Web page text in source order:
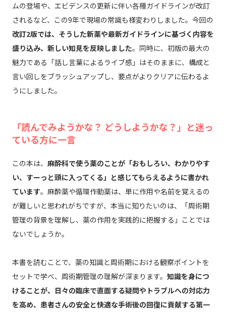
ムの登場や、エビデンスの更新に伴い各種ガイドラインが改訂
されるなど、この9年で現場の常識も様変わりしました。今回の
改訂2版では、そうした新薬や最新ガイドラインに基づく内容を
盛り込み、新しい知見を反映しました。同時に、初版の最大の
魅力である「話し言葉によるライブ感」はそのままに、構成と
言い回しをブラッシュアップし、要点がよりクリアに伝わるよ
うにしました。
「読んでみようかな？ どうしようかな？」と迷っ
ている方に一言
この本は、 麻酔科で使う薬のことが「おもしろい、わかりやす
い、すーっと頭に入ってくる」と感じてもらえるように書かれ
ています。麻酔薬や循環作動薬は、単に作用や名前を覚えるの
が難しいと思われがちですが、本当に知りたいのは、「周術期
管理の背景を理解し、薬の作用を実践的に把握する」ことでは
ないでしょうか。
本書を読むことで、薬の知識と周術期における観察ポイントを
セットで学べ、周術期管理の理解が深まります。 知識を身につ
けることが、日々の臨床で直面する疑問やトラブルへの対応力
を高め、患者さんの安全と快適な手術後の回復に貢献する第一